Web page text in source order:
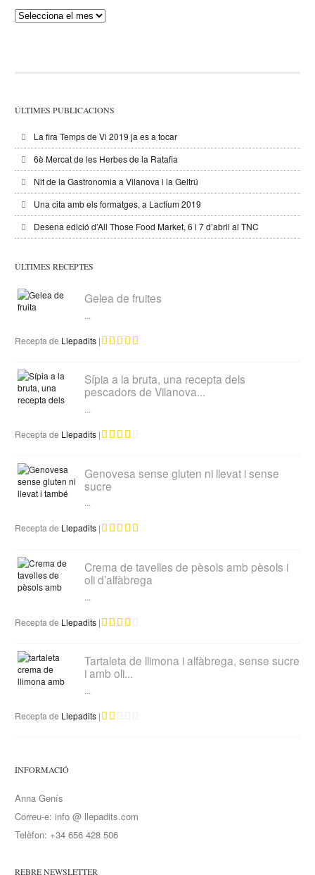
Publicacions
ÚLTIMES PUBLICACIONS
La fira Temps de Vi 2019 ja es a tocar
6è Mercat de les Herbes de la Ratafia
Nit de la Gastronomia a Vilanova i la Geltrú
Una cita amb els formatges, a Lactium 2019
Desena edició d’All Those Food Market, 6 i 7 d’abril al TNC
ÚLTIMES RECEPTES
Gelea de fruites
...
Recepta de Llepadits |
Sípia a la bruta, una recepta dels
pescadors de Vilanova...
...
Recepta de Llepadits |
Genovesa sense gluten ni llevat i sense
sucre
...
Recepta de Llepadits |
Crema de tavelles de pèsols amb pèsols i
oli d’alfàbrega
...
Recepta de Llepadits |
Tartaleta de llimona i alfàbrega, sense sucre
i amb oli...
...
Recepta de Llepadits |
INFORMACIÓ
Anna Genís
Correu-e: info @ llepadits.com
Telèfon: +34 656 428 506
REBRE NEWSLETTER